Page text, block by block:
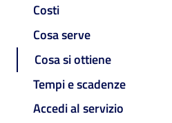
Costi
Cosa serve
Cosa si ottiene
Tempi e scadenze
Accedi al servizio